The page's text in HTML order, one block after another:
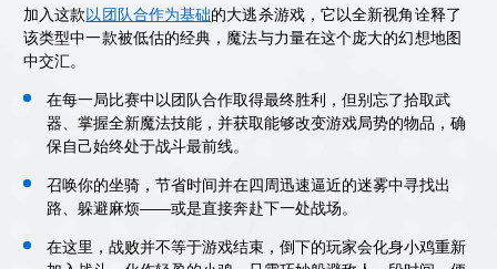
加入这款以团队合作为基础的大逃杀游戏，它以全新视角诠释了
该类型中一款被低估的经典，魔法与力量在这个庞大的幻想地图
中交汇。
在每一局比赛中以团队合作取得最终胜利，但别忘了拾取武
器、掌握全新魔法技能，并获取能够改变游戏局势的物品，确
保自己始终处于战斗最前线。
召唤你的坐骑，节省时间并在四周迅速逼近的迷雾中寻找出
路、躲避麻烦——或是直接奔赴下一处战场。
在这里，战败并不等于游戏结束，倒下的玩家会化身小鸡重新